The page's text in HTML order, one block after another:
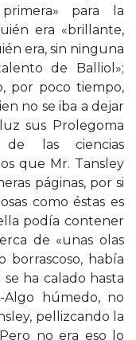
para la
era «brillante,
era, sin ninguna
de Balliol»;
por poco tiempo,
no se iba a dejar
sus Prolegoma
las ciencias
que Mr. Tansley
páginas, por si
como éstas es
podía contener
de «unas olas
borrascoso, había
se ha calado hasta
Algo húmedo, no
pellizcando la
no era eso lo